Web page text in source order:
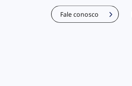
Fale conosco